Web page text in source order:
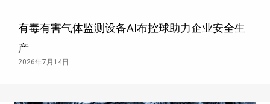
有毒有害气体监测设备AI布控球助力企业安全生
产
2026年7月14日